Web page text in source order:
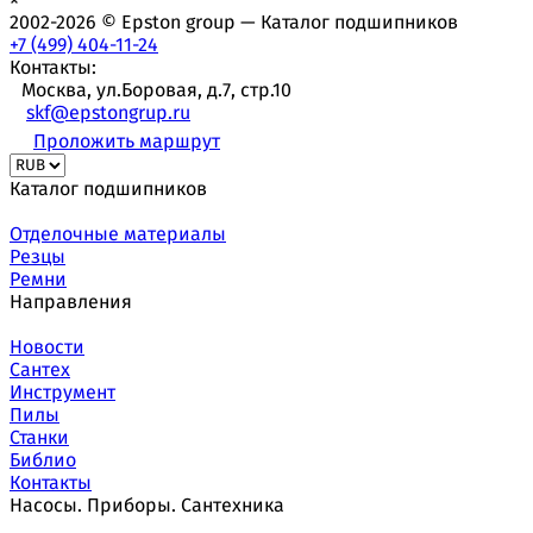
2002-2026 © Epston group — Каталог подшипников
+7 (499) 404-11-24
Контакты:
Москва, ул.Боровая, д.7, стр.10
skf@epstongrup.ru
Проложить маршрут
Каталог подшипников
Отделочные материалы
Резцы
Ремни
Направления
Новости
Сантех
Инструмент
Пилы
Станки
Библио
Контакты
Насосы. Приборы. Сантехника